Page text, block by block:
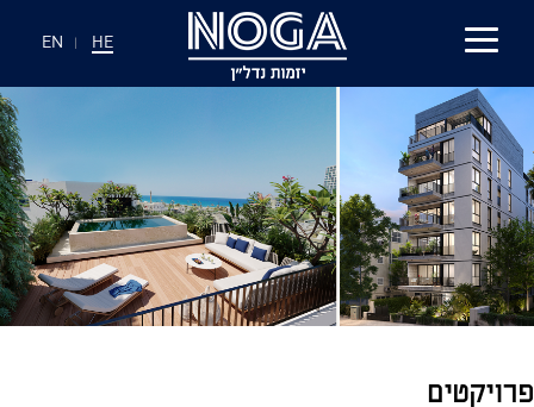
EN | HE